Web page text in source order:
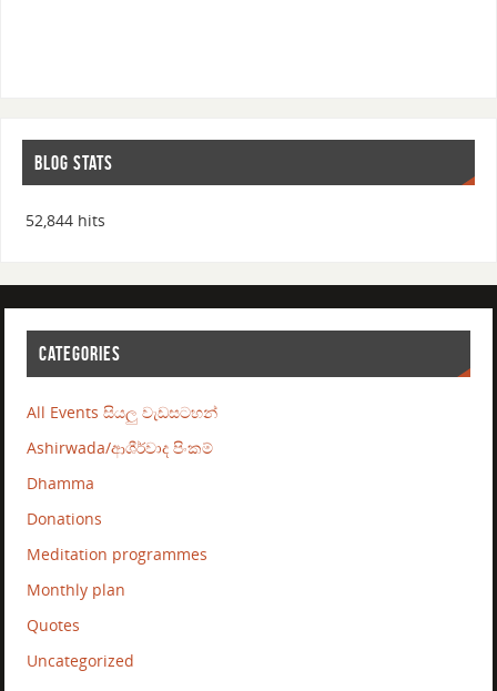
BLOG STATS
52,844 hits
CATEGORIES
All Events සියලු වැඩසටහන්
Ashirwada/ආශීර්වාද පිංකම්
Dhamma
Donations
Meditation programmes
Monthly plan
Quotes
Uncategorized